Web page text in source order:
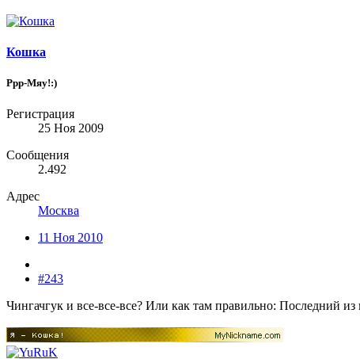
Кошка
Ррр-Мяу!:)
Регистрация
25 Ноя 2009
Сообщения
2.492
Адрес
Москва
11 Ноя 2010
#243
Чингачгук и все-все-все? Или как там правильно: Последний